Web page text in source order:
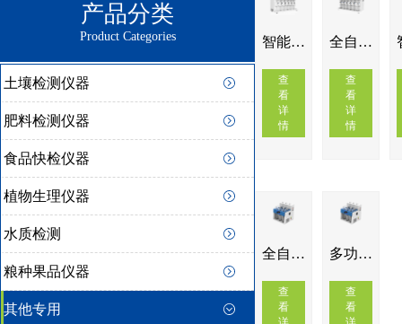
产品分类
Product Categories
土壤检测仪器
肥料检测仪器
食品快检仪器
植物生理仪器
水质检测
粮种果品仪器
其他专用
智能一体化蒸馏仪IN-ZLA
查
看
详
情
全自动多功能蒸馏仪IN-ZLB
查
看
详
情
全自动一体化蒸馏仪IN-ZLD
查
看
多功能蒸馏仪IN-ZLE
查
看